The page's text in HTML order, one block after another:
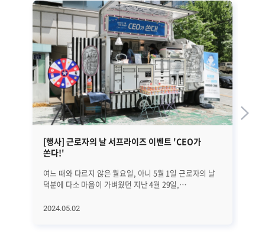
[행사] 근로자의 날 서프라이즈 이벤트 'CEO가
쏜다!'
여느 때와 다르지 않은 월요일, 아니 5월 1일 근로자의 날
덕분에 다소 마음이 가벼웠던 지난 4월 29일,
도착했습니다! │본사 1층 앞, 특별한 커피차가 등장하다
2024.05.02